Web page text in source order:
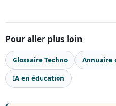
Pour aller plus loin
Glossaire Techno Annuaire
IA en éducation